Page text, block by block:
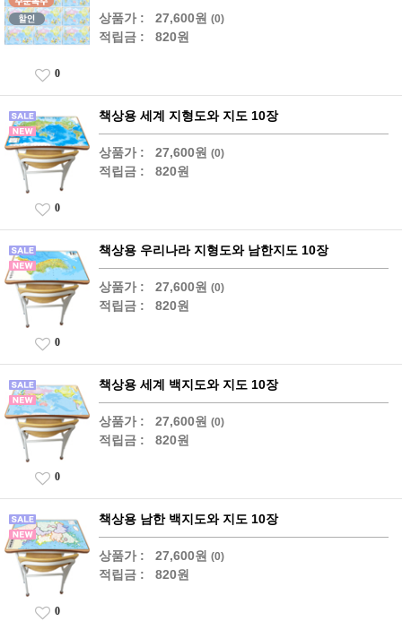
상품가 : 27,600원 (0)
적립금 : 820원
0
책상용 세계 지형도와 지도 10장
상품가 : 27,600원 (0)
적립금 : 820원
0
책상용 우리나라 지형도와 남한지도 10장
상품가 : 27,600원 (0)
적립금 : 820원
0
책상용 세계 백지도와 지도 10장
상품가 : 27,600원 (0)
적립금 : 820원
0
책상용 남한 백지도와 지도 10장
상품가 : 27,600원 (0)
적립금 : 820원
0